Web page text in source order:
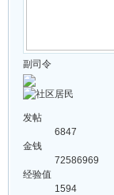
副司令
发帖
6847
金钱
72586969
经验值
1594